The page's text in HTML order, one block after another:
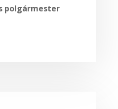
polgármester